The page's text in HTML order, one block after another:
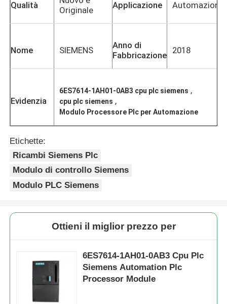
Casa
Prodotti
Qualità
Originale
Applicazione Automazione
Nome SIEMENS
Anno di
Fabbricazione 2018
Evidenzia
6ES7614-1AH01-0AB3 cpu plc siemens ,
cpu plc siemens ,
Modulo Processore Plc per Automazione
Etichette:
Ricambi Siemens Plc
Modulo di controllo Siemens
Modulo PLC Siemens
Ottieni il miglior prezzo per
6ES7614-1AH01-0AB3 Cpu Plc
Siemens Automation Plc
Processor Module